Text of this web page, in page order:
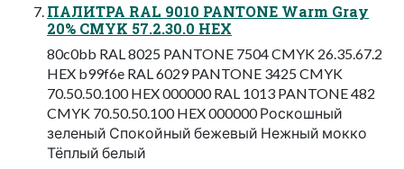
ПАЛИТРА RAL 9010 PANTONE Warm Gray
20% CMYK 57.2.30.0 HEX
80c0bb RAL 8025 PANTONE 7504 CMYK 26.35.67.2
HEX b99f6e RAL 6029 PANTONE 3425 CMYK
70.50.50.100 HEX 000000 RAL 1013 PANTONE 482
CMYK 70.50.50.100 HEX 000000 Роскошный
зеленый Спокойный бежевый Нежный мокко
Тёплый белый